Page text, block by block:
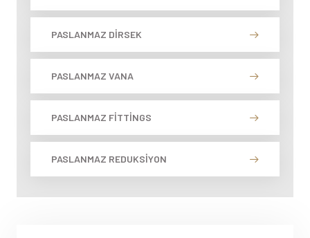
PASLANMAZ DIRSEK
PASLANMAZ VANA
PASLANMAZ FITTINGS
PASLANMAZ REDUKSIYON